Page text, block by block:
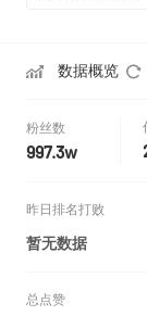
数据概览
粉丝数
997.3w
昨日排名打败
暂无数据
总点赞